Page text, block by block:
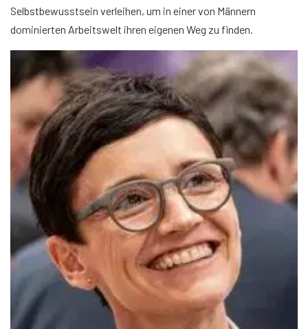
Selbstbewusstsein verleihen, um in einer von Männern
dominierten Arbeitswelt ihren eigenen Weg zu finden.